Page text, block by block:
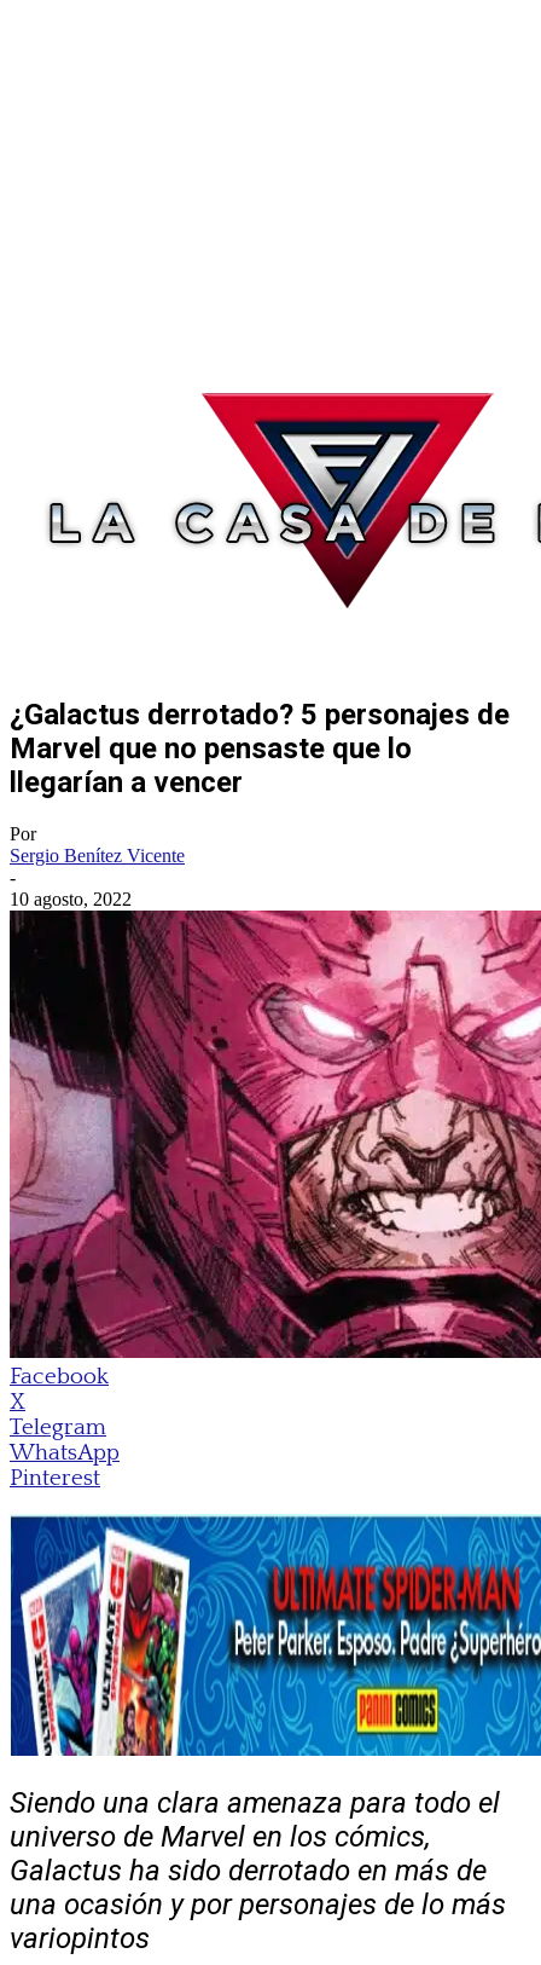
¿Galactus derrotado? 5 personajes de
Marvel que no pensaste que lo
llegarían a vencer
Por
Sergio Benítez Vicente
-
10 agosto, 2022
Facebook
X
Telegram
WhatsApp
Pinterest
Siendo una clara amenaza para todo el
universo de Marvel en los cómics,
Galactus ha sido derrotado en más de
una ocasión y por personajes de lo más
variopintos